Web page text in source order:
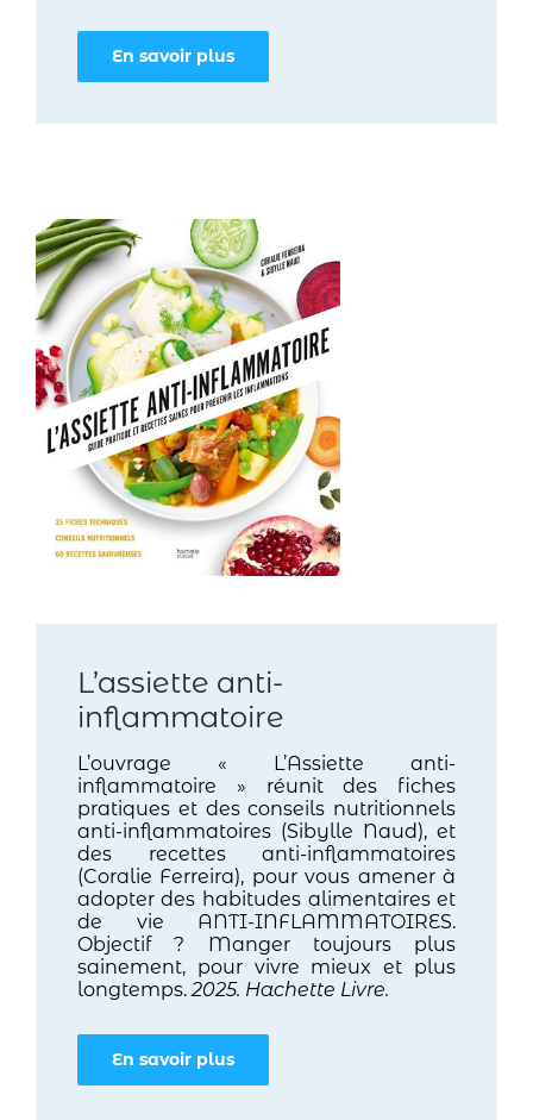
En savoir plus
L’assiette anti-
inflammatoire
L’ouvrage « L’Assiette anti-
inflammatoire » réunit des fiches
pratiques et des conseils nutritionnels
anti-inflammatoires (Sibylle Naud), et
des recettes anti-inflammatoires
(Coralie Ferreira), pour vous amener à
adopter des habitudes alimentaires et
de vie ANTI-INFLAMMATOIRES.
Objectif ? Manger toujours plus
sainement, pour vivre mieux et plus
longtemps.2025. Hachette Livre.
En savoir plus